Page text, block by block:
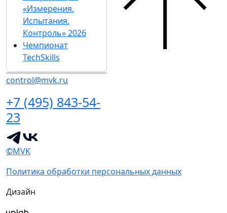
«Измерения.
Испытания.
Контроль» 2026
Чемпионат
TechSkills
control@mvk.ru
+7 (495) 843-54-
23
©MVK
Политика обработки персональных данных
Дизайн